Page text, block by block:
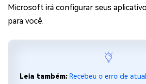
Microsoft irá configurar seus
para você.
Leia também: Recebeu o erro de